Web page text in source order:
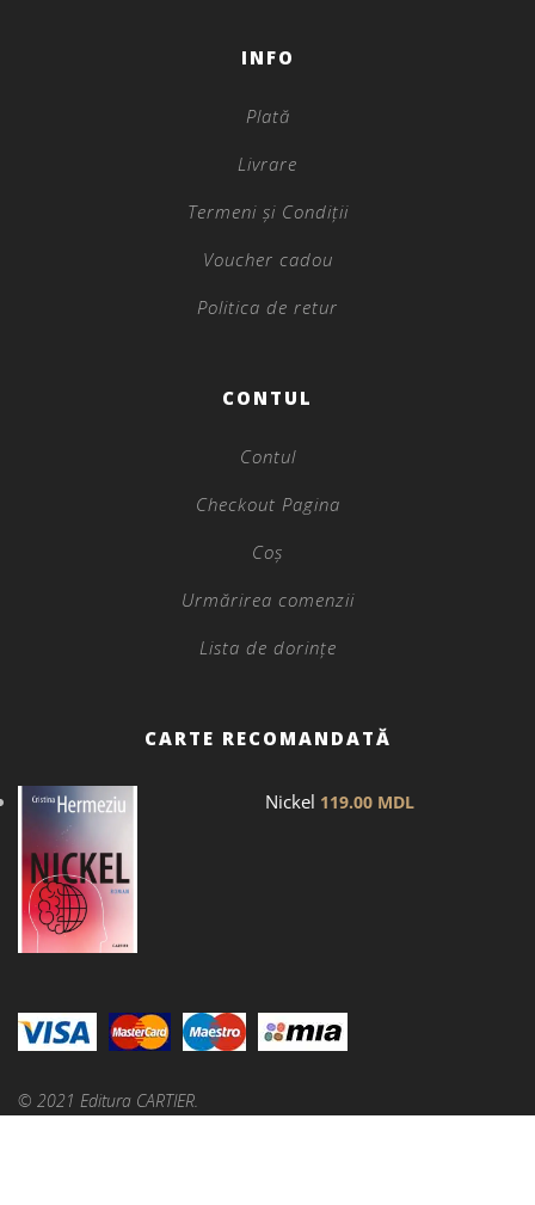
INFO
Plată
Livrare
Termeni și Condiții
Voucher cadou
Politica de retur
CONTUL
Contul
Checkout Pagina
Coș
Urmărirea comenzii
Lista de dorințe
CARTE RECOMANDATĂ
Nickel 119.00 MDL
© 2021 Editura CARTIER.